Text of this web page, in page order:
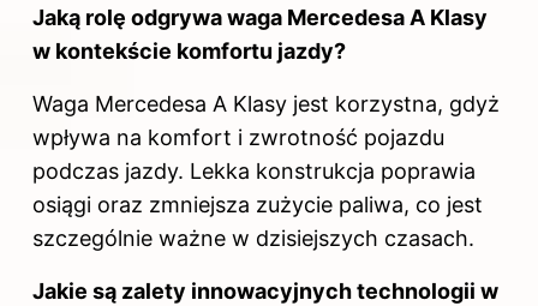
Jaką rolę odgrywa waga Mercedesa A Klasy
w kontekście komfortu jazdy?
Waga Mercedesa A Klasy jest korzystna, gdyż
wpływa na komfort i zwrotność pojazdu
podczas jazdy. Lekka konstrukcja poprawia
osiągi oraz zmniejsza zużycie paliwa, co jest
szczególnie ważne w dzisiejszych czasach.
Jakie są zalety innowacyjnych technologii w